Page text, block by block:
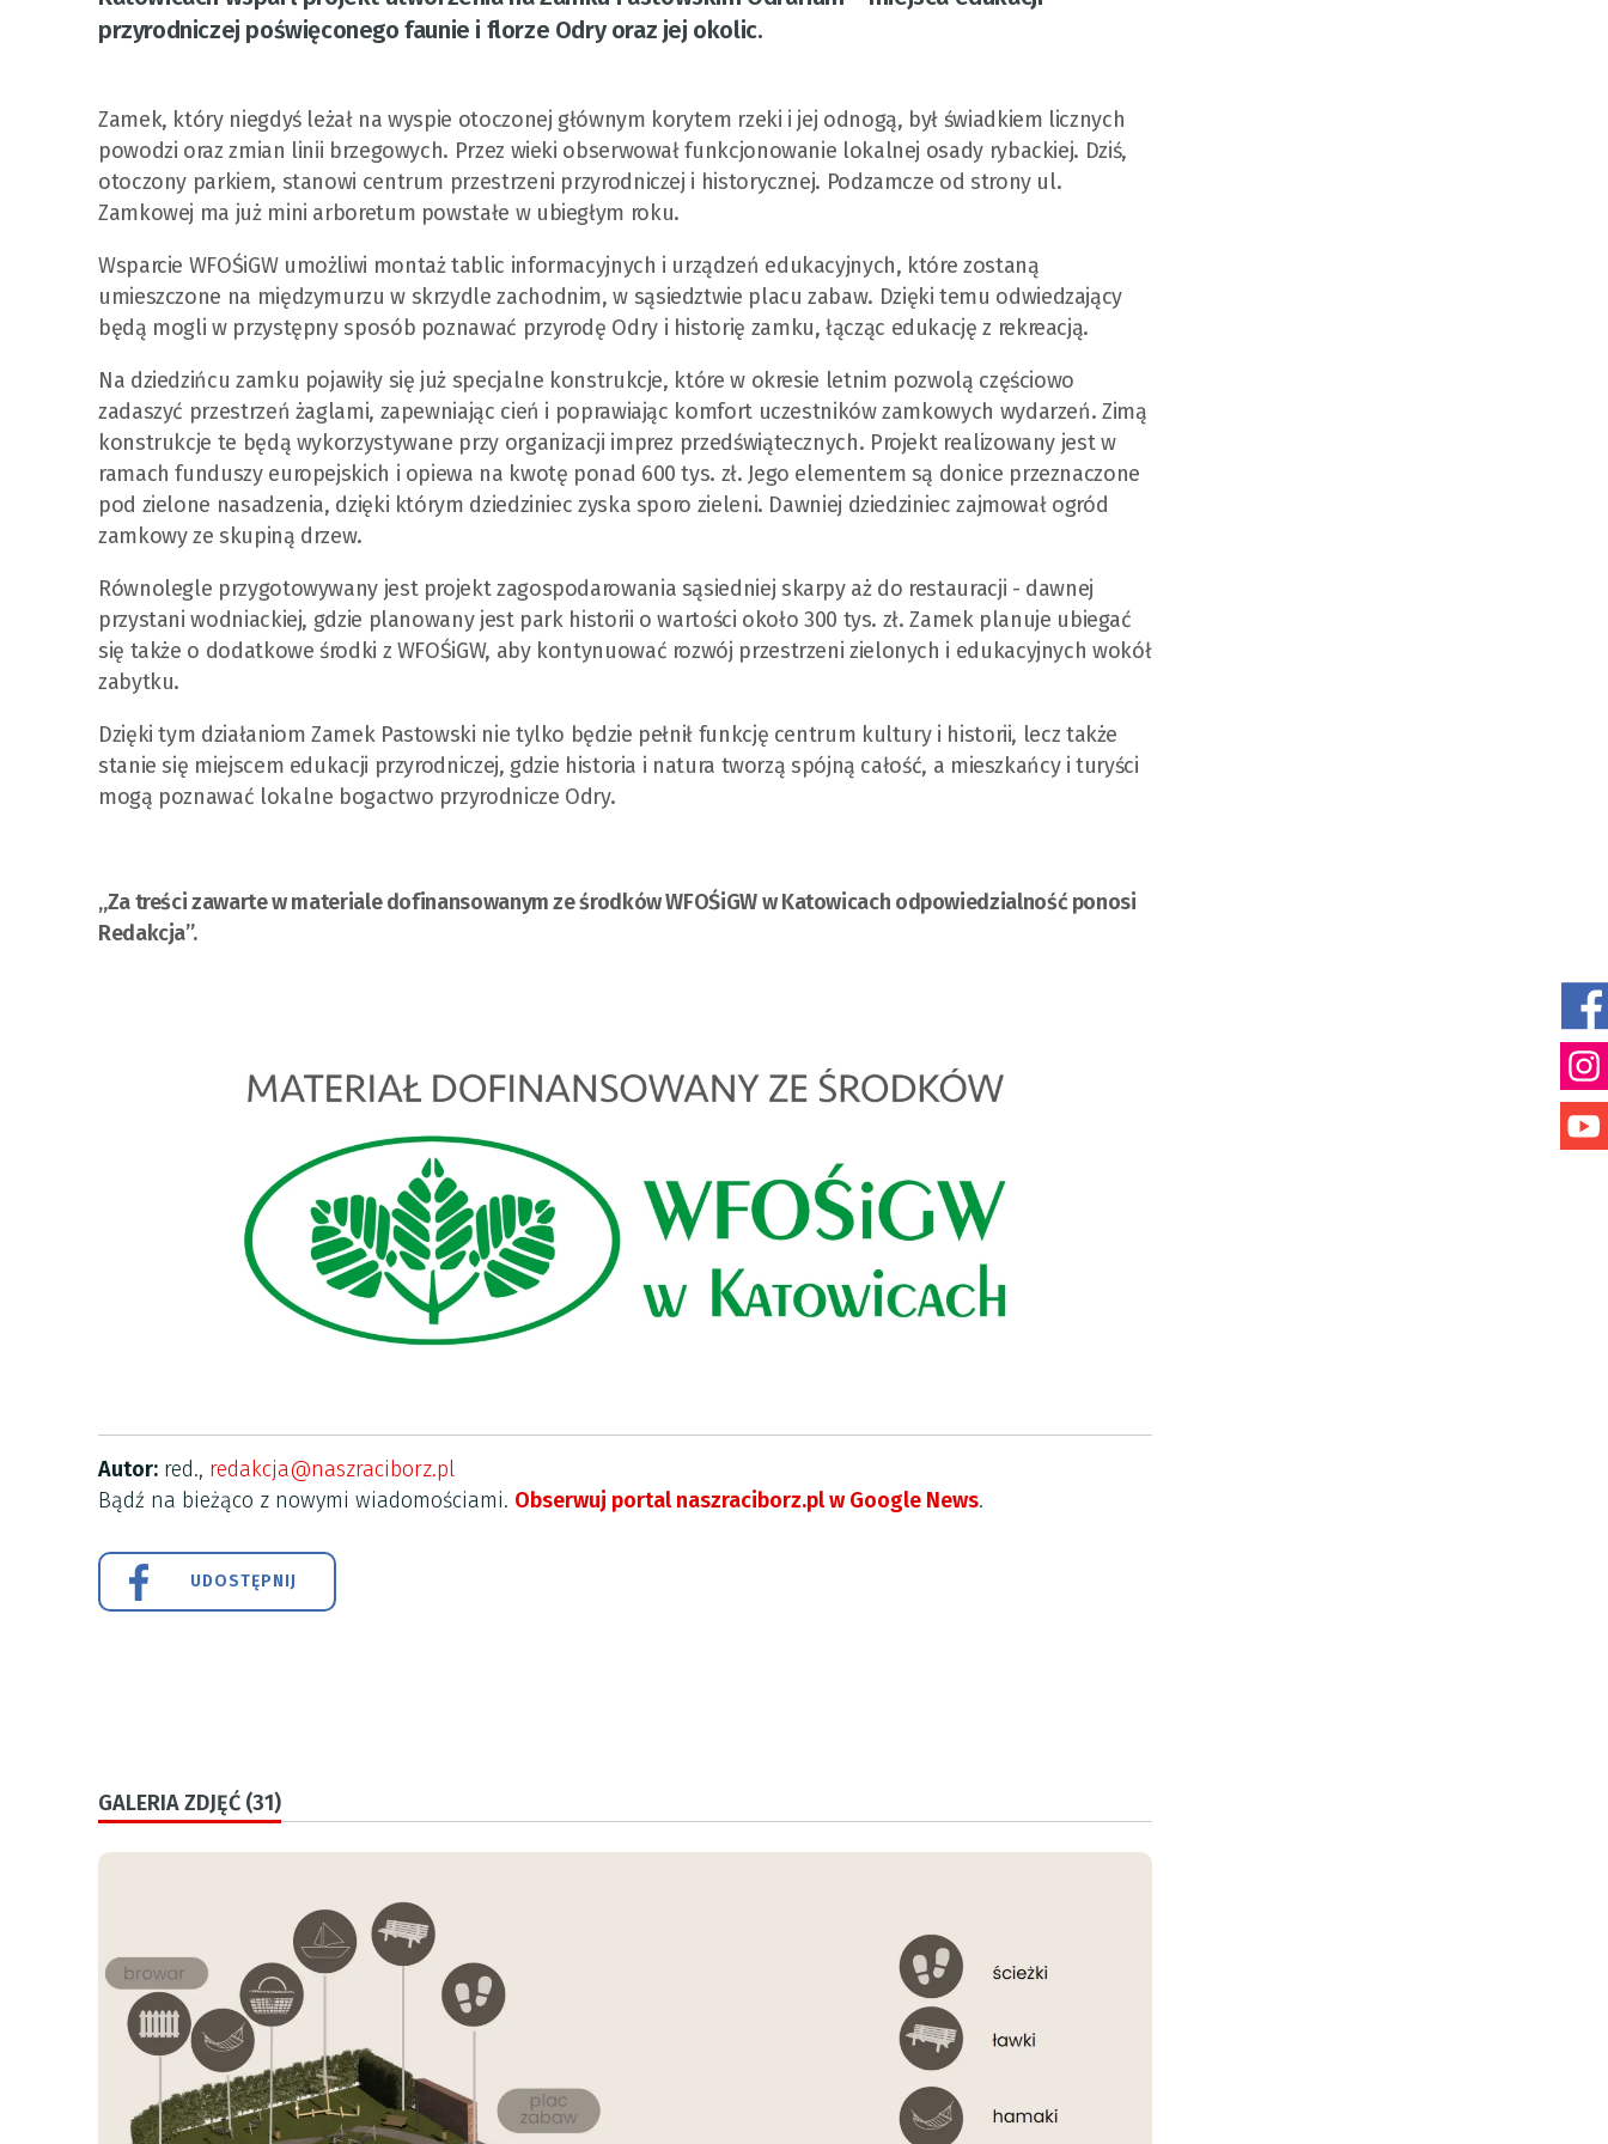
przyrodniczej poświęconego faunie i florze Odry oraz jej okolic.
Zamek, który niegdyś leżał na wyspie otoczonej głównym korytem rzeki i jej odnogą, był świadkiem licznych
powodzi oraz zmian linii brzegowych. Przez wieki obserwował funkcjonowanie lokalnej osady rybackiej. Dziś,
otoczony parkiem, stanowi centrum przestrzeni przyrodniczej i historycznej. Podzamcze od strony ul.
Zamkowej ma już mini arboretum powstałe w ubiegłym roku.
Wsparcie WFOŚiGW umożliwi montaż tablic informacyjnych i urządzeń edukacyjnych, które zostaną
umieszczone na międzymurzu w skrzydle zachodnim, w sąsiedztwie placu zabaw. Dzięki temu odwiedzający
będą mogli w przystępny sposób poznawać przyrodę Odry i historię zamku, łącząc edukację z rekreacją.
Na dziedzińcu zamku pojawiły się już specjalne konstrukcje, które w okresie letnim pozwolą częściowo
zadaszyć przestrzeń żaglami, zapewniając cień i poprawiając komfort uczestników zamkowych wydarzeń. Zimą
konstrukcje te będą wykorzystywane przy organizacji imprez przedświątecznych. Projekt realizowany jest w
ramach funduszy europejskich i opiewa na kwotę ponad 600 tys. zł. Jego elementem są donice przeznaczone
pod zielone nasadzenia, dzięki którym dziedziniec zyska sporo zieleni. Dawniej dziedziniec zajmował ogród
zamkowy ze skupiną drzew.
Równolegle przygotowywany jest projekt zagospodarowania sąsiedniej skarpy aż do restauracji - dawnej
przystani wodniackiej, gdzie planowany jest park historii o wartości około 300 tys. zł. Zamek planuje ubiegać
się także o dodatkowe środki z WFOŚiGW, aby kontynuować rozwój przestrzeni zielonych i edukacyjnych wokół
zabytku.
Dzięki tym działaniom Zamek Pastowski nie tylko będzie pełnił funkcję centrum kultury i historii, lecz także
stanie się miejscem edukacji przyrodniczej, gdzie historia i natura tworzą spójną całość, a mieszkańcy i turyści
mogą poznawać lokalne bogactwo przyrodnicze Odry.
„Za treści zawarte w materiale dofinansowanym ze środków WFOŚiGW w Katowicach odpowiedzialność ponosi
Redakcja”.
Autor: red., redakcja@naszraciborz.pl
Bądź na bieżąco z nowymi wiadomościami. Obserwuj portal naszraciborz.pl w Google News.
UDOSTĘPNIJ
GALERIA ZDJĘĆ (31)